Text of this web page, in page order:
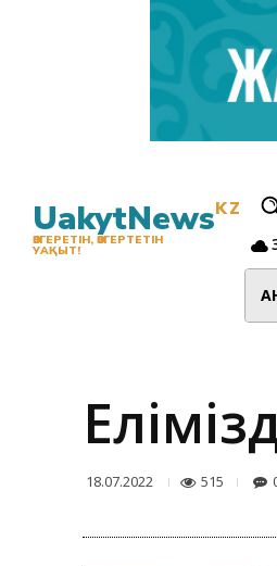
UakytNewsKZ
ӨЗГЕРЕТІН, ӨЗГЕРТЕТІН
УАҚЫТ!
18.07.2022 515